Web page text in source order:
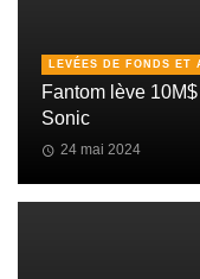
LEVÉES DE FONDS ET
Fantom lève
Sonic
24 mai 2024